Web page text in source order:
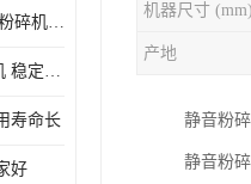
广东震龙PC-1200强力粉碎机 物超所值
震龙PC-400强力粉碎机 稳定性好
寿命长
好
机器尺寸 (mm)
产地
静音粉
静音粉碎